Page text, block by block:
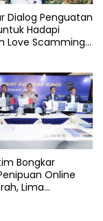
Dialog Penguatan
Hadapi
Love Scamming
Bongkar
Online
Lima